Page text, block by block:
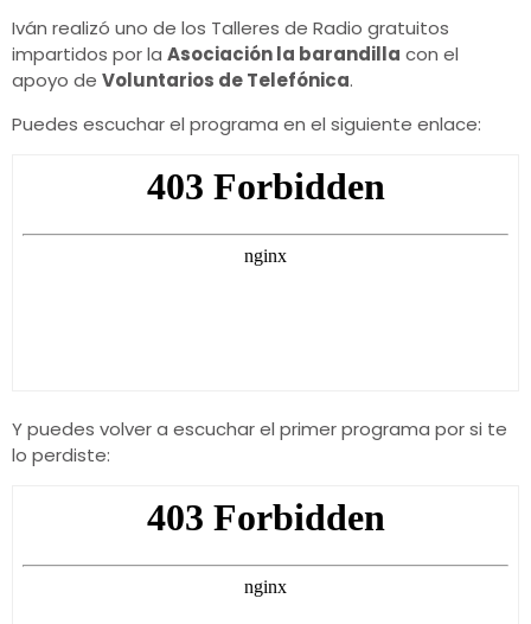
Iván realizó uno de los Talleres de Radio gratuitos
impartidos por la Asociación la barandilla con el
apoyo de Voluntarios de Telefónica.
Puedes escuchar el programa en el siguiente enlace:
Y puedes volver a escuchar el primer programa por si te
lo perdiste: